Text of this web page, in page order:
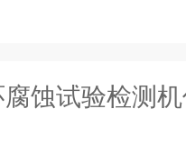
蚀试验检测